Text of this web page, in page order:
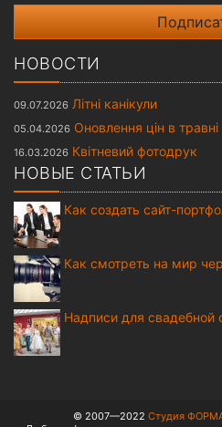
НОВОСТИ
09.07.2026 Літні канікули
05.04.2026 Оновлення цін в травні
16.03.2026 Квітневий фотодрук
НОВЫЕ СТАТЬИ
Как создать сайт-
Как смотреть на мир
Надписи для свадебной
© 2007—2022 Студия